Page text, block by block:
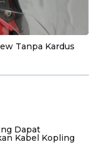
Tanpa Kardus
Dapat
Kabel Kopling